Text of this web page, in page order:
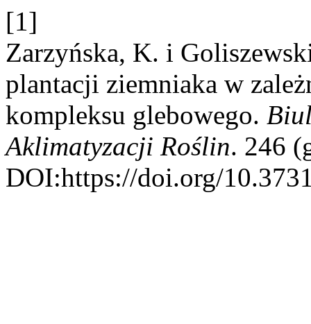
[1]
Zarzyńska, K. i
plantacji ziemniaka w
kompleksu glebowego.
Aklimatyzacji Roślin. 246
DOI:https://doi.org/